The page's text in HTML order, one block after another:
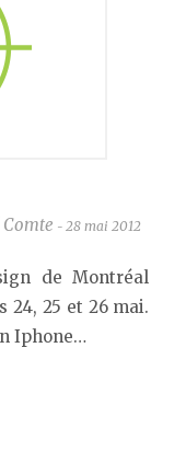
Comte - 28 mai 2012
de Montréal
24, 25 et 26 mai.
Iphone…